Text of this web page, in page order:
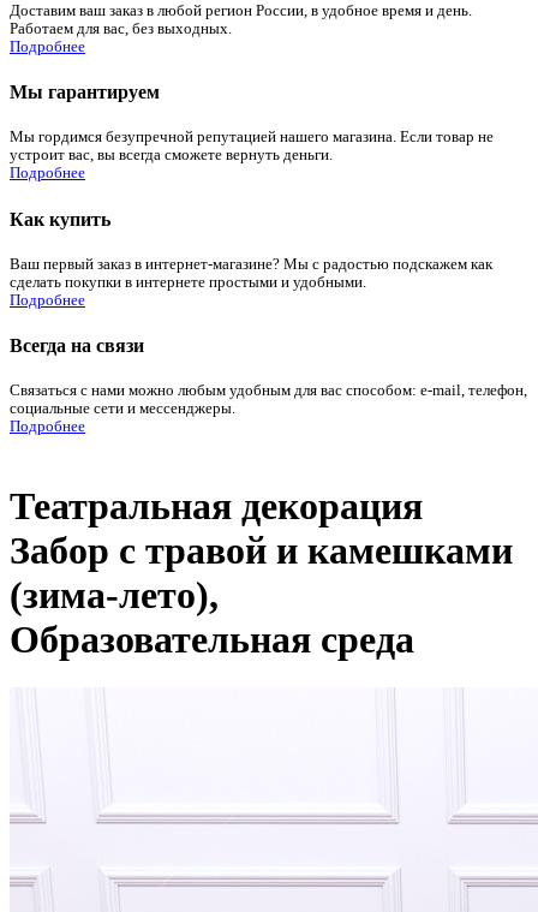
Доставим ваш заказ в любой регион России, в удобное время и день.
Работаем для вас, без выходных.
Подробнее
Мы гарантируем
Мы гордимся безупречной репутацией нашего магазина. Если товар не
устроит вас, вы всегда сможете вернуть деньги.
Подробнее
Как купить
Ваш первый заказ в интернет-магазине? Мы с радостью подскажем как
сделать покупки в интернете простыми и удобными.
Подробнее
Всегда на связи
Связаться с нами можно любым удобным для вас способом: e-mail, телефон,
социальные сети и мессенджеры.
Подробнее
Театральная декорация
Забор с травой и камешками
(зима-лето),
Образовательная среда